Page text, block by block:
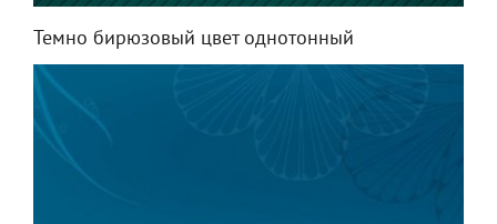
Темно бирюзовый цвет однотонный